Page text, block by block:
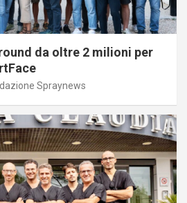
da oltre 2 milioni per
Spraynews